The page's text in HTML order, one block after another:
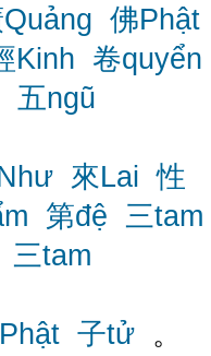
Quảng 佛Phật
Kinh 卷quyển
五ngũ
來Lai 性
第đệ 三tam
三tam
子tử 。